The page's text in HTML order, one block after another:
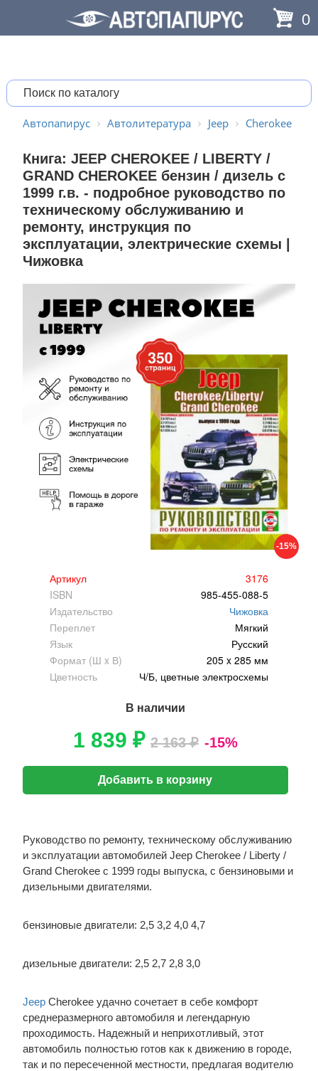
0
Автопапирус Автолитература Jeep Cherokee
Книга: JEEP CHEROKEE / LIBERTY /
GRAND CHEROKEE бензин / дизель с
1999 г.в. - подробное руководство по
техническому обслуживанию и
ремонту, инструкция по
эксплуатации, электрические схемы |
Чижовка
-15%
Артикул
3176
ISBN
985-455-088-5
Издательство
Чижовка
Переплет
Мягкий
Язык
Русский
Формат (Ш x В)
205 x 285 мм
Цветность
Ч/Б, цветные электросхемы
В наличии
1 839 ₽ 2 163 ₽ -15%
Добавить в корзину
Руководство по ремонту, техническому обслуживанию
и эксплуатации автомобилей Jeep Cherokee / Liberty /
Grand Cherokee с 1999 годы выпуска, с бензиновыми и
дизельными двигателями.
бензиновые двигатели: 2,5 3,2 4,0 4,7
дизельные двигатели: 2,5 2,7 2,8 3,0
JeepCherokee удачно сочетает в себе комфорт
среднеразмерного автомобиля и легендарную
проходимость. Надежный и неприхотливый, этот
автомобиль полностью готов как к движению в городе,
так и по пересеченной местности, предлагая водителю